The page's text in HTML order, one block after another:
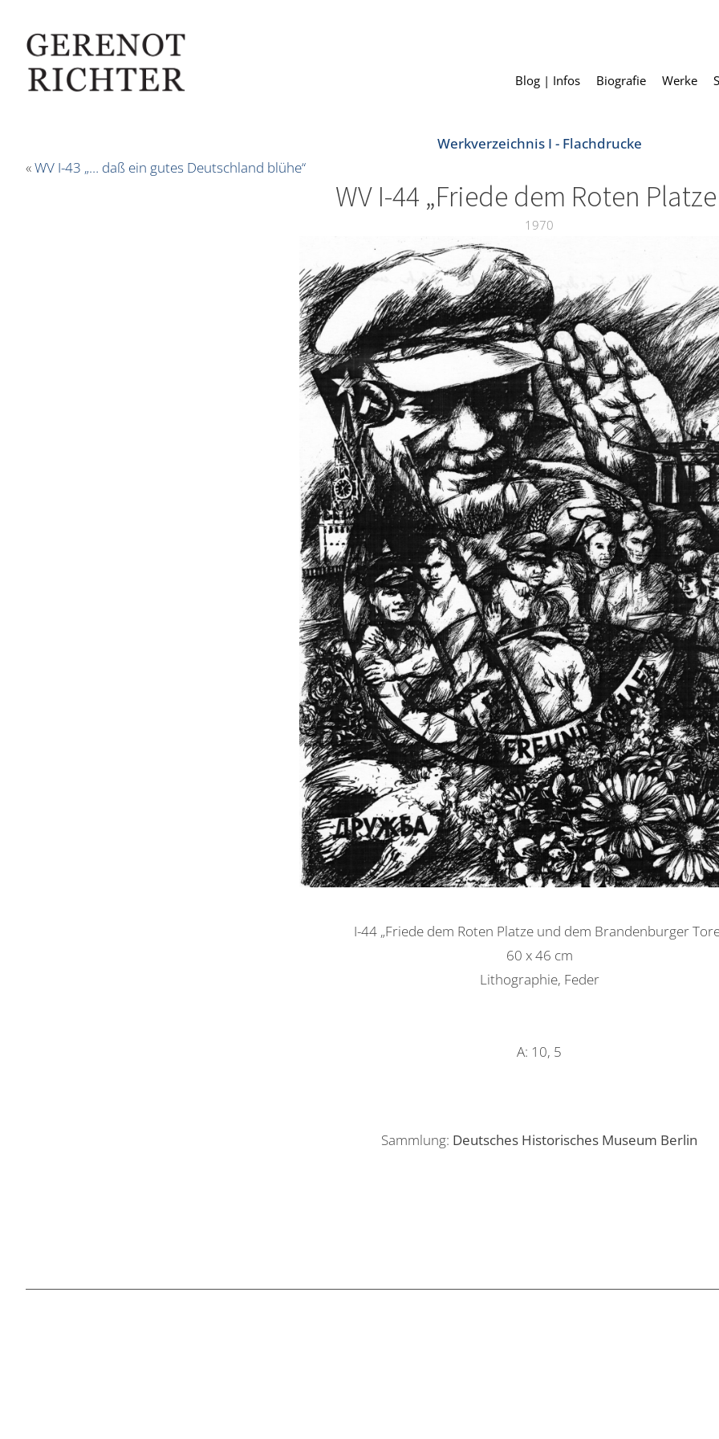
Blog | Infos Biografie Werke
Werkverzeichnis I - Flachdrucke
«WV I-43 „… daß ein gutes Deutschland blühe“
WV I-44 „Friede dem Roten
1970
I-44 „Friede dem Roten Platze und dem Brandenburger
60 x 46 cm
Lithographie, Feder
A: 10, 5
Sammlung: Deutsches Historisches Museum Berlin